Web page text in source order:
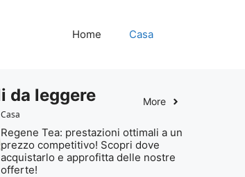
Home Casa
da leggere
More
Casa
Regene Tea: prestazioni ottimali a un
prezzo competitivo! Scopri dove
acquistarlo e approfitta delle nostre
offerte!